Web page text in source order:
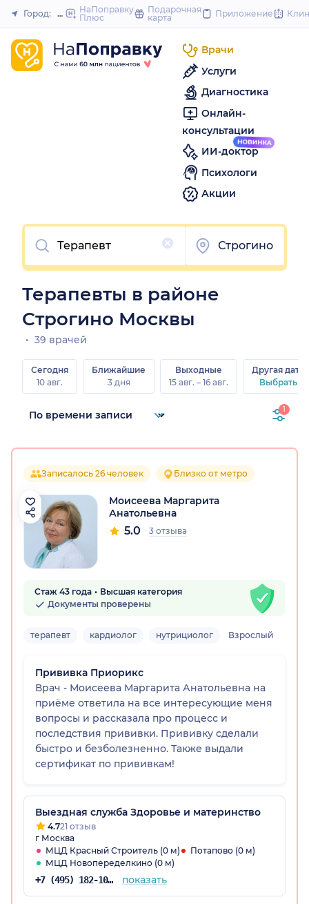
to
Закрыть
Город: МоскваНаПоправку
Плюс
Подарочная
карта
Приложение
Врачи
Услуги
Диагностика
Онлайн-
консультации
ИИ-доктор
Психологи
Акции
Очистить
Строгино
Терапевты в районе
Строгино Москвы
39 врачей
Сегодня
10 авг.
Ближайшие
3 дня
Выходные
15 авг. – 16 авг.
Другая дата
Выбрать
1
Записалось 26 человек Близко от метро
Моисеева Маргарита
Анатольевна
5.0 3 отзыва
Стаж 43 года
Высшая категория
Документы проверены
терапевт кардиолог нутрициолог Взрослый
Прививка Приорикс
Врач - Моисеева Маргарита Анатольевна на
приёме ответила на все интересующие меня
вопросы и рассказала про процесс и
последствия прививки. Прививку сделали
быстро и безболезненно. Также выдали
сертификат по прививкам!
Выездная служба Здоровье и материнство
4.721 отзыв
г Москва
МЦД Красный Строитель (0 м)
Потапово (0 м)
МЦД Новопеределкино (0 м)
+7 (495) 182-10-36 показать